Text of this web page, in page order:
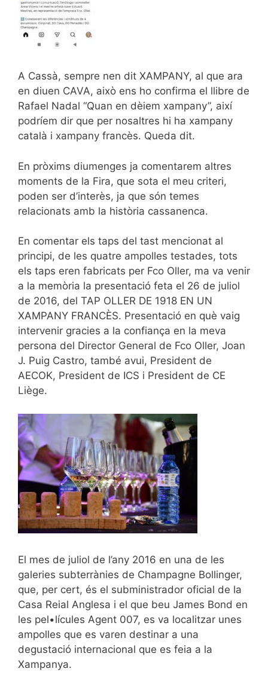
A Cassà, sempre nen dit XAMPANY, al que ara
en diuen CAVA, això ens ho confirma el llibre de
Rafael Nadal “Quan en dèiem xampany”, així
podríem dir que per nosaltres hi ha xampany
català i xampany francès. Queda dit.
En pròxims diumenges ja comentarem altres
moments de la Fira, que sota el meu criteri,
poden ser d’interès, ja que són temes
relacionats amb la història cassanenca.
En comentar els taps del tast mencionat al
principi, de les quatre ampolles testades, tots
els taps eren fabricats per Fco Oller, ma va venir
a la memòria la presentació feta el 26 de juliol
de 2016, del TAP OLLER DE 1918 EN UN
XAMPANY FRANCÈS. Presentació en què vaig
intervenir gracies a la confiança en la meva
persona del Director General de Fco Oller, Joan
J. Puig Castro, també avui, President de
AECOK, President de ICS i President de CE
Liège.
El mes de juliol de l’any 2016 en una de les
galeries subterrànies de Champagne Bollinger,
que, per cert, és el subministrador oficial de la
Casa Reial Anglesa i el que beu James Bond en
les pel•lícules Agent 007, es va localitzar unes
ampolles que es varen destinar a una
degustació internacional que es feia a la
Xampanya.